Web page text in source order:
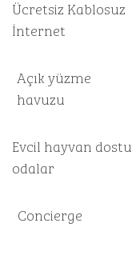
Ücretsiz Kablosuz
İnternet
Açık yüzme
havuzu
Evcil hayvan dostu
odalar
Concierge